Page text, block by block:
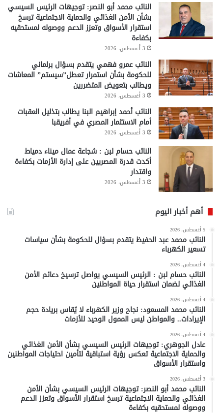
النائب محمد أبو النصر: توجيهات الرئيس السيسي
بشأن الأمن الغذائي والحماية الاجتماعية ترسخ
استقرار الأسواق وتعزز الدعم ووصوله لمستحقيه
بكفاءة
3 أغسطس، 2026
النائب عمرو فهمي يتقدم بسؤال برلماني
للحكومة بشأن استمرار تعطل”سيستم” المعاشات
ويطالب بتعويض المتضررين
3 أغسطس، 2026
النائب أحمد إبراهيم البنا يطالب بتذليل العقبات
أمام الاستثمار المصري في أفريقبا
3 أغسطس، 2026
النائب حسام لبن : شجاعة عمال ميناء دمياط
أكدت قدرة المصريين على إدارة الأزمات بكفاءة
واقتدار
3 أغسطس، 2026
أهم أخبار اليوم
5 أغسطس، 2026
النائب محمد عبد الحفيظ يتقدم بسؤال للحكومة بشأن سياسات
تسعير الكهرباء
4 أغسطس، 2026
النائب حسام لبن : الرئيس السيسي يواصل ترسيخ دعائم الأمن
الغذائي لضمان استقرار حياة المواطنين
4 أغسطس، 2026
النائب محمد المسعود: نجاح وزير الكهرباء لا يُقاس بريادة حجم
الإيرادات.. والمواطن ليس الممول الوحيد للأزمات
4 أغسطس، 2026
عادل الجوهري: توجيهات الرئيس السيسي بشأن الأمن الغذائي
والحماية الاجتماعية تعكس رؤية استباقية لتأمين احتياجات المواطنين
واستقرار الأسواق
3 أغسطس، 2026
النائب محمد أبو النصر: توجيهات الرئيس السيسي بشأن الأمن
الغذائي والحماية الاجتماعية ترسخ استقرار الأسواق وتعزز الدعم
ووصوله لمستحقيه بكفاءة